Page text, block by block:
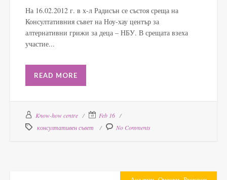
На 16.02.2012 г. в х-л Радисън се състоя среща на
Консултативния съвет на Ноу-хау център за
алтернативни грижи за деца – НБУ. В срещата взеха
участие...
READ MORE
Know-how centre
Feb 16
консултативен съвет
No Comments